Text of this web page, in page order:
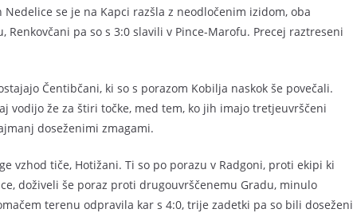
se je na Kapci razšla z neodločenim izidom, oba
pa so s 3:0 slavili v Pince-Marofu. Precej raztreseni
Čentibčani, ki so s porazom Kobilja naskok še povečali.
vodijo že za štiri točke, med tem, ko jih imajo tretjeuvrščeni
doseženimi zmagami.
vzhod tiče, Hotižani. Ti so po porazu v Radgoni, proti ekipi ki
doživeli še poraz proti drugouvrščenemu Gradu, minulo
terenu odpravila kar s 4:0, trije zadetki pa so bili doseženi